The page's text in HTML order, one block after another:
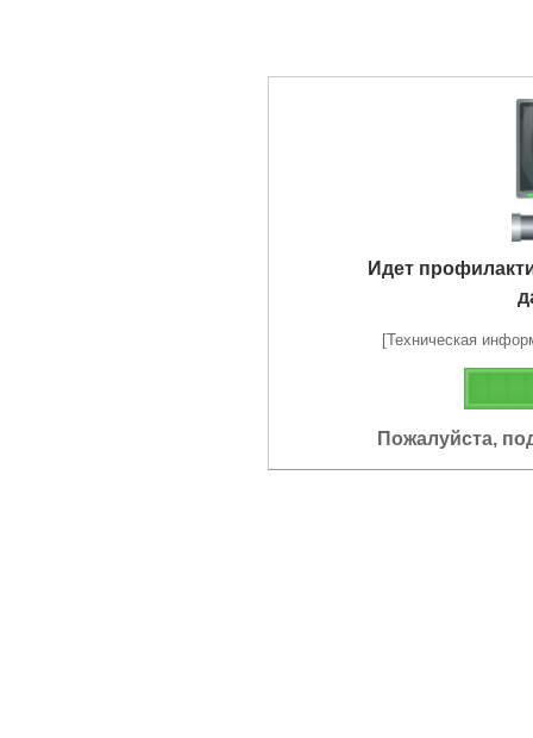
Идет
[Техническая
Пожалуйста,